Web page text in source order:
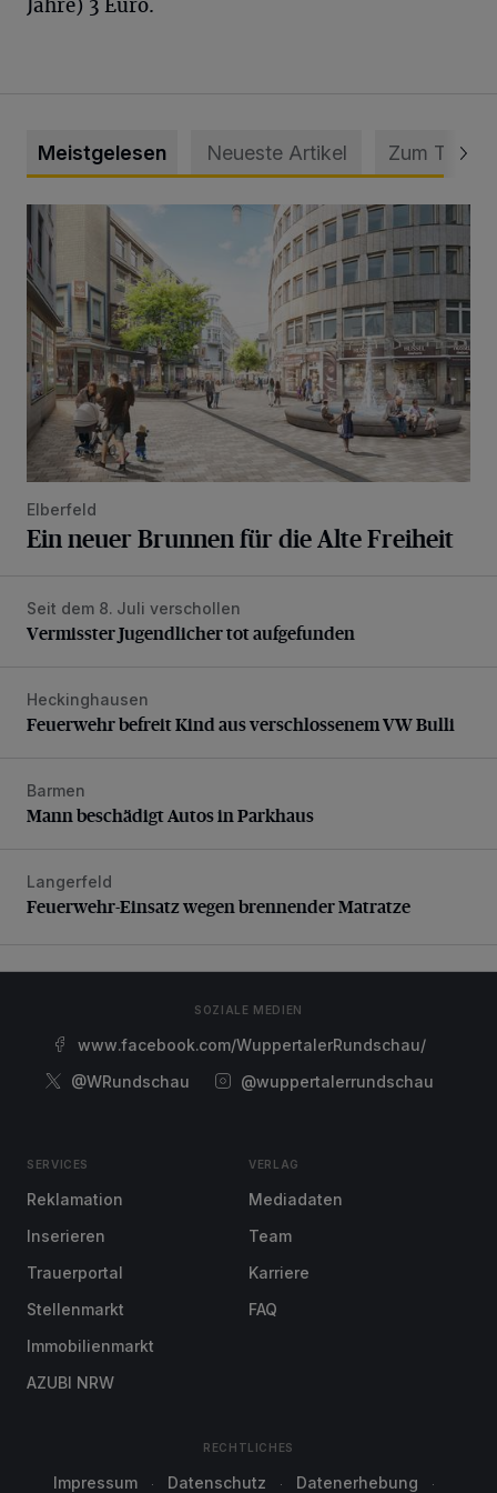
Jahre) 3 Euro.
Meistgelesen Neueste Artikel Zum Thema
Ein neuer Brunnen für die Alte Freiheit
Elberfeld
Ein neuer Brunnen für die Alte Freiheit
Vermisster Jugendlicher tot aufgefunden
Seit dem 8. Juli verschollen
Vermisster Jugendlicher tot aufgefunden
Feuerwehr befreit Kind aus verschlossenem VW Bulli
Heckinghausen
Feuerwehr befreit Kind aus verschlossenem VW Bulli
Mann beschädigt Autos in Parkhaus
Barmen
Mann beschädigt Autos in Parkhaus
Feuerwehr-Einsatz wegen brennender Matratze
Langerfeld
Feuerwehr-Einsatz wegen brennender Matratze
SOZIALE MEDIEN
www.facebook.com/WuppertalerRundschau/
@WRundschau
@wuppertalerrundschau
SERVICES
Reklamation
Inserieren
Trauerportal
Stellenmarkt
Immobilienmarkt
AZUBI NRW
VERLAG
Mediadaten
Team
Karriere
FAQ
RECHTLICHES
Impressum Datenschutz Datenerhebung